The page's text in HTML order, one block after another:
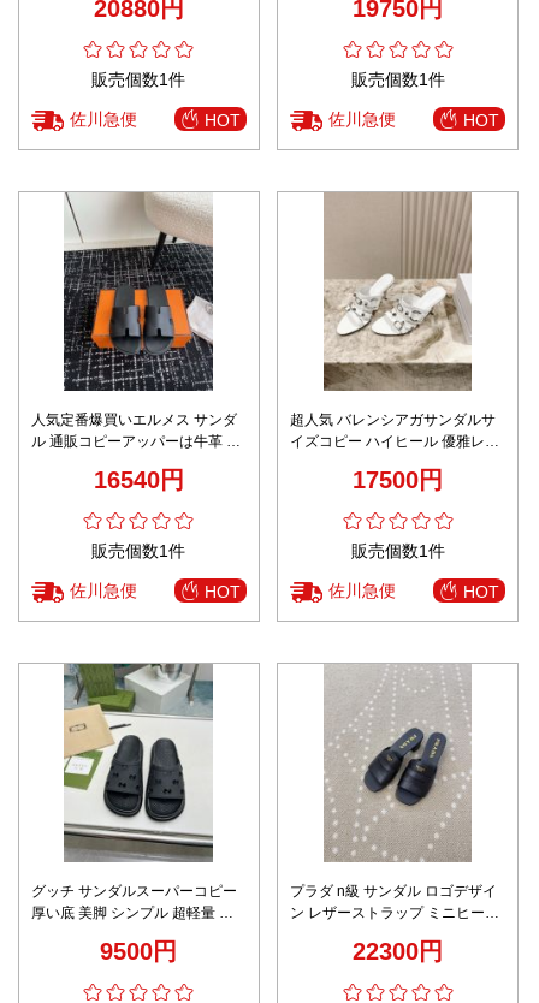
20880円
販売個数1件
佐川急便 HOT
19750円
販売個数1件
佐川急便 HOT
人気定番爆買いエルメス サンダ
ル 通販コピーアッパーは牛革 イ
16540円
販売個数1件
佐川急便 HOT
超人気 バレンシアガサンダルサ
イズコピー ハイヒール 優雅レデ
17500円
販売個数1件
佐川急便 HOT
グッチ サンダルスーパーコピー
厚い底 美脚 シンプル 超軽量 ス
9500円
プラダ n級 サンダル ロゴデザイ
ン レザーストラップ ミニヒール
22300円